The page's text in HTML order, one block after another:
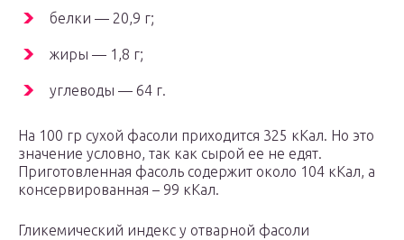
белки — 20,9 г;
жиры — 1,8 г;
углеводы — 64 г.
На 100 гр сухой фасоли приходится 325 кКал. Но это
значение условно, так как сырой ее не едят.
Приготовленная фасоль содержит около 104 кКал, а
консервированная – 99 кКал.
Гликемический индекс у отварной фасоли